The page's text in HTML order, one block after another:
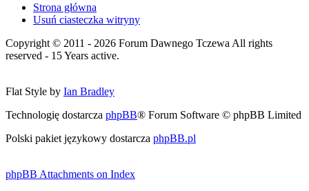
Strona główna
Usuń ciasteczka witryny
Copyright © 2011 - 2026 Forum Dawnego Tczewa All rights
reserved - 15 Years active.
Flat Style by Ian Bradley
Technologię dostarcza phpBB® Forum Software © phpBB Limited
Polski pakiet językowy dostarcza phpBB.pl
phpBB Attachments on Index